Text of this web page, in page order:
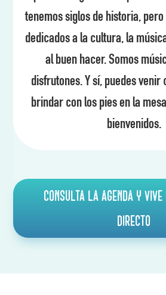
tenemos siglos de historia,
dedicados a la cultura, la
al buen hacer. Somos
disfrutones. Y sí, puedes venir
brindar con los pies en la
bienvenidos.
Consulta la agenda y
directo